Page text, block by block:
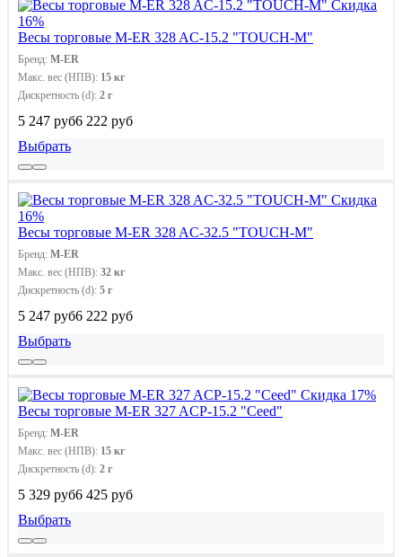
Скидка
16%
Весы торговые M-ER 328 AC-15.2 "TOUCH-M"
Бренд: M-ER
Макс. вес (НПВ): 15 кг
Дискретность (d): 2 г
5 247 руб6 222 руб
Выбрать
Скидка
16%
Весы торговые M-ER 328 AC-32.5 "TOUCH-M"
Бренд: M-ER
Макс. вес (НПВ): 32 кг
Дискретность (d): 5 г
5 247 руб6 222 руб
Выбрать
Скидка 17%
Весы торговые M-ER 327 ACP-15.2 "Ceed"
Бренд: M-ER
Макс. вес (НПВ): 15 кг
Дискретность (d): 2 г
5 329 руб6 425 руб
Выбрать